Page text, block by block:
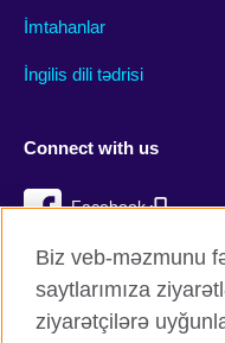
İmtahanlar
İngilis dili tədrisi
Connect with us
Facebook
Twitter
Biz veb-məzmunu
saytlarımıza
ziyarətçilərə